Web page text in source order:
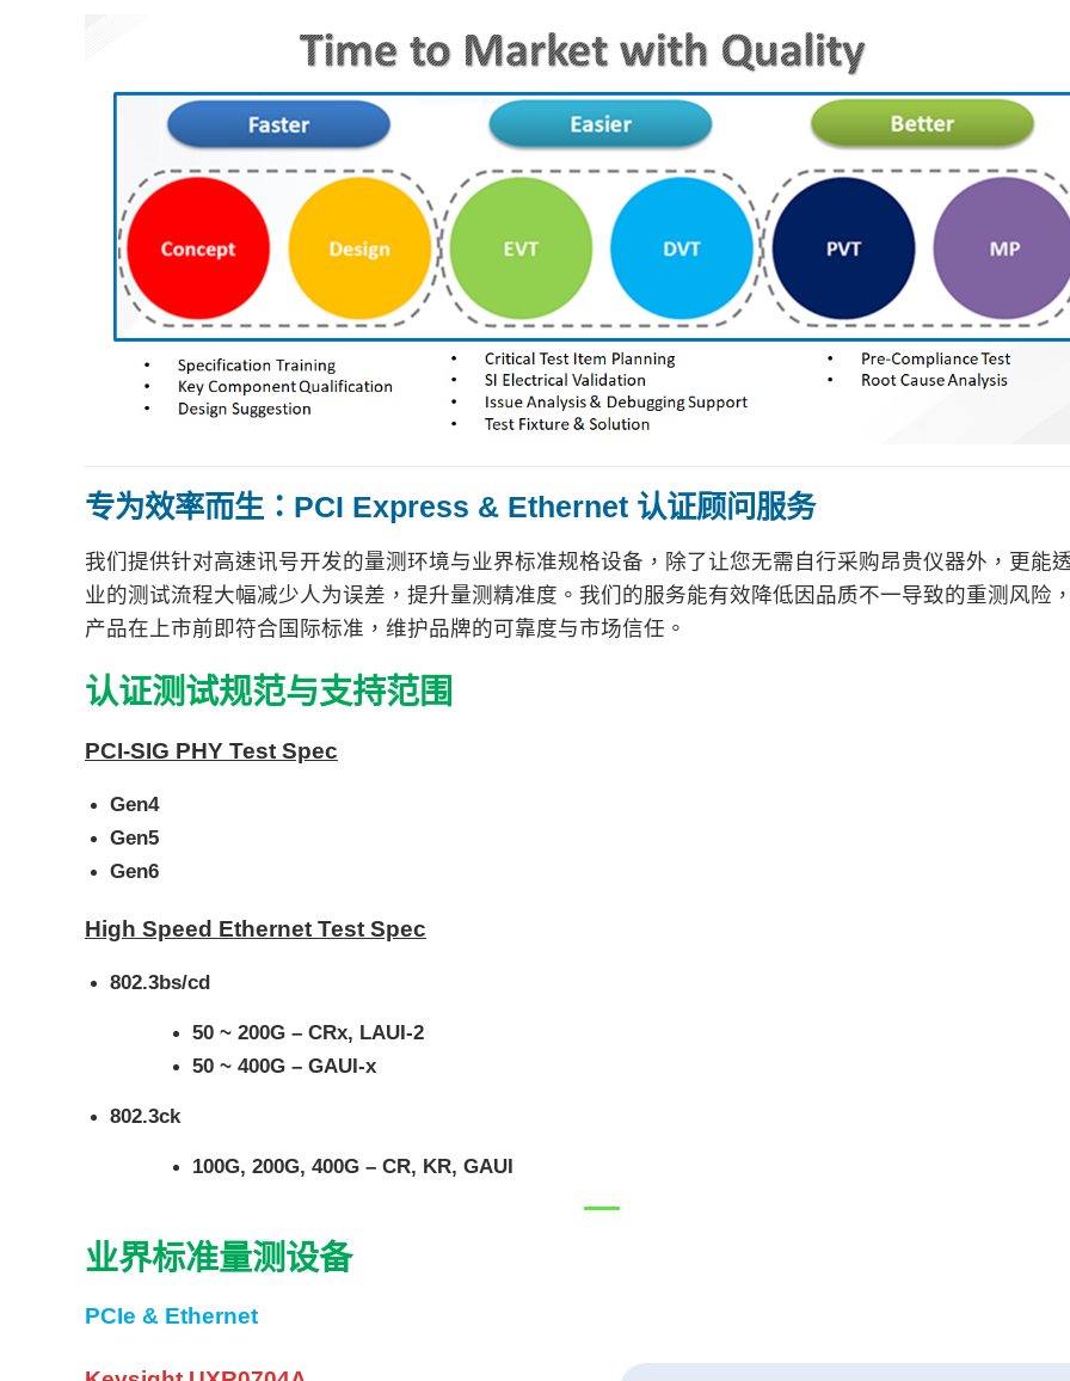
专为效率而生：PCI Express & Ethernet 认证顾问服务
我们提供针对高速讯号开发的量测环境与业界标准规格设备，除了让您无需自行采购昂贵仪器外，更能
业的测试流程大幅减少人为误差，提升量测精准度。我们的服务能有效降低因品质不一导致的重测风险
产品在上市前即符合国际标准，维护品牌的可靠度与市场信任。
认证测试规范与支持范围
PCI-SIG PHY Test Spec
Gen4
Gen5
Gen6
High Speed Ethernet Test Spec
802.3bs/cd
50 ~ 200G – CRx, LAUI-2
50 ~ 400G – GAUI-x
802.3ck
100G, 200G, 400G – CR, KR, GAUI
业界标准量测设备
PCIe & Ethernet